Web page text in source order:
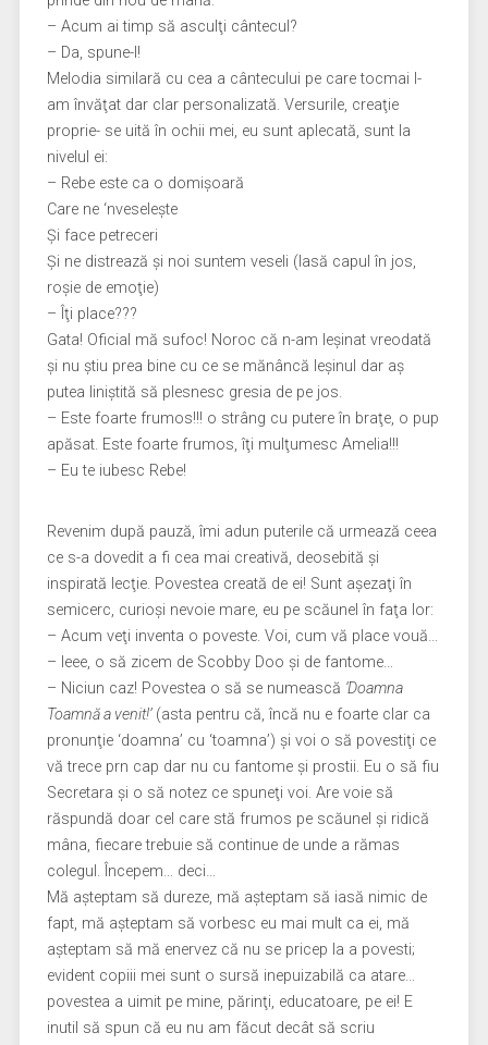
– Acum ai timp să asculţi cântecul?
– Da, spune-l!
Melodia similară cu cea a cântecului pe care tocmai l-
am învăţat dar clar personalizată. Versurile, creaţie
proprie- se uită în ochii mei, eu sunt aplecată, sunt la
nivelul ei:
– Rebe este ca o domişoară
Care ne ‘nveseleşte
Şi face petreceri
Şi ne distrează şi noi suntem veseli (lasă capul în jos,
roşie de emoţie)
– Îţi place???
Gata! Oficial mă sufoc! Noroc că n-am leşinat vreodată
şi nu ştiu prea bine cu ce se mănâncă leşinul dar aş
putea liniştită să plesnesc gresia de pe jos.
– Este foarte frumos!!! o strâng cu putere în braţe, o pup
apăsat. Este foarte frumos, îţi mulţumesc Amelia!!!
– Eu te iubesc Rebe!
Revenim după pauză, îmi adun puterile că urmează ceea
ce s-a dovedit a fi cea mai creativă, deosebită şi
inspirată lecţie. Povestea creată de ei! Sunt aşezaţi în
semicerc, curioşi nevoie mare, eu pe scăunel în faţa lor:
– Acum veţi inventa o poveste. Voi, cum vă place vouă…
– Ieee, o să zicem de Scobby Doo şi de fantome…
– Niciun caz! Povestea o să se numească ‘Doamna
Toamnă a venit!’(asta pentru că, încă nu e foarte clar ca
pronunţie ‘doamna’ cu ‘toamna’) şi voi o să povestiţi ce
vă trece prn cap dar nu cu fantome şi prostii. Eu o să fiu
Secretara şi o să notez ce spuneţi voi. Are voie să
răspundă doar cel care stă frumos pe scăunel şi ridică
mâna, fiecare trebuie să continue de unde a rămas
colegul. Începem… deci…
Mă aşteptam să dureze, mă aşteptam să iasă nimic de
fapt, mă aşteptam să vorbesc eu mai mult ca ei, mă
aşteptam să mă enervez că nu se pricep la a povesti;
evident copiii mei sunt o sursă inepuizabilă ca atare…
povestea a uimit pe mine, părinţi, educatoare, pe ei! E
inutil să spun că eu nu am făcut decât să scriu